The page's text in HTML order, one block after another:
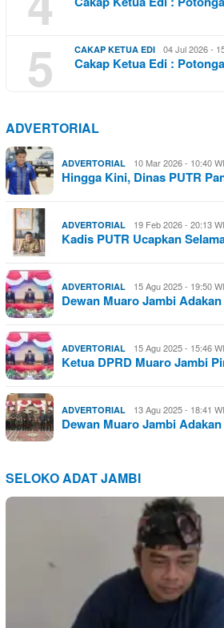
5 CAKAP KETUA EDI 04 Jul 2026 -
Cakap Ketua Edi :
ADVERTORIAL
ADVERTORIAL 10 Mar 2026 - 10:40
Hingga Kini, Dinas PUTR
ADVERTORIAL 19 Feb 2026 - 20:13
Kadis PUTR Ucapkan
ADVERTORIAL 15 Agu 2025 - 19:50
Dewan Muaro Jambi
ADVERTORIAL 15 Agu 2025 - 15:46
Ketua DPRD Muaro Jambi
ADVERTORIAL 13 Agu 2025 - 18:41
Dewan Muaro Jambi
SELOKO ADAT JAMBI